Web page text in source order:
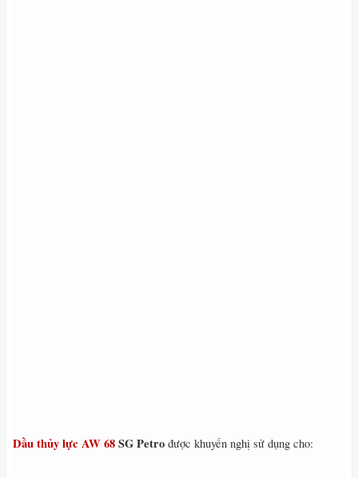
Dầu thủy lực AW 68SG Petro được khuyến nghị sử dụng cho: